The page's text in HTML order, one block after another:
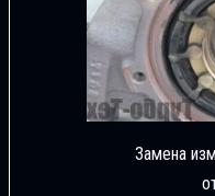
Замена